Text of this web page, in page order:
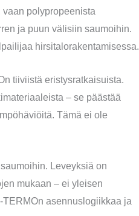
polypropeenista
ja puun välisiin saumoihin.
hirsitalorakentamisessa.
tiiviistä eristysratkaisuista.
– se päästää
Tämä ei ole
Leveyksiä on
mukaan – ei yleisen
asennuslogiikkaa ja